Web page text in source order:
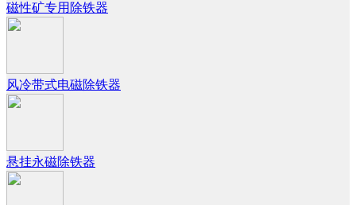
磁性矿专用除铁器
风冷带式电磁除铁器
悬挂永磁除铁器